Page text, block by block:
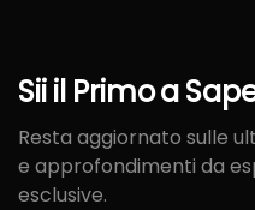
Siiil Primoa
Resta aggiornato sulle
e approfondimenti da
esclusive.